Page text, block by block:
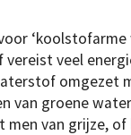
veel
omgezet
van groene
men van grijze,